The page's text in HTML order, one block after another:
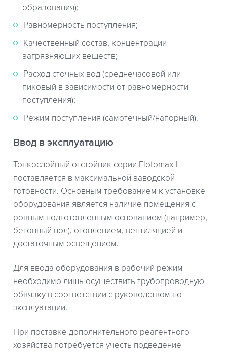
образования);
Равномерность поступления;
Качественный состав, концентрации
загрязняющих веществ;
Расход сточных вод (среднечасовой или
пиковый в зависимости от равномерности
поступления);
Режим поступления (самотечный/напорный).
Ввод в эксплуатацию
Тонкослойный отстойник серии Flotomax-L
поставляется в максимальной заводской
готовности. Основным требованием к установке
оборудования является наличие помещения с
ровным подготовленным основанием (например,
бетонный пол), отоплением, вентиляцией и
достаточным освещением.
Для ввода оборудования в рабочий режим
необходимо лишь осуществить трубопроводную
обвязку в соответствии с руководством по
эксплуатации.
При поставке дополнительного реагентного
хозяйства потребуется учесть подведение